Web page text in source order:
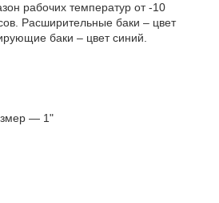
рабочих температур от -10
Расширительные баки – цвет
баки – цвет синий.
― 1"